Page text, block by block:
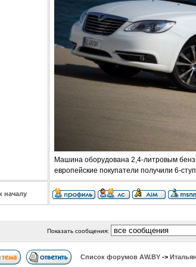
Машина оборудована 2,4-литровым
европейские покупатели получили 6-
началу
Показать сообщения:
Список форумов АW.BY ->